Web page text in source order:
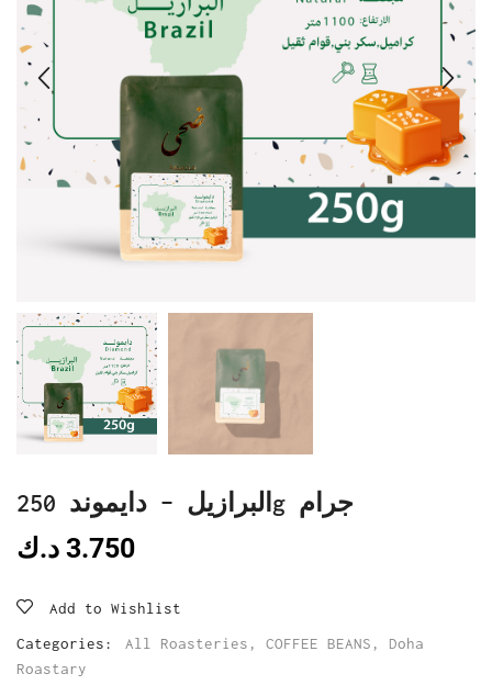
البرازيل – دايموند 250g جرام
3.750 د.ك
Add to Wishlist
Categories:
All Roasteries , COFFEE BEANS , Doha
Roastary